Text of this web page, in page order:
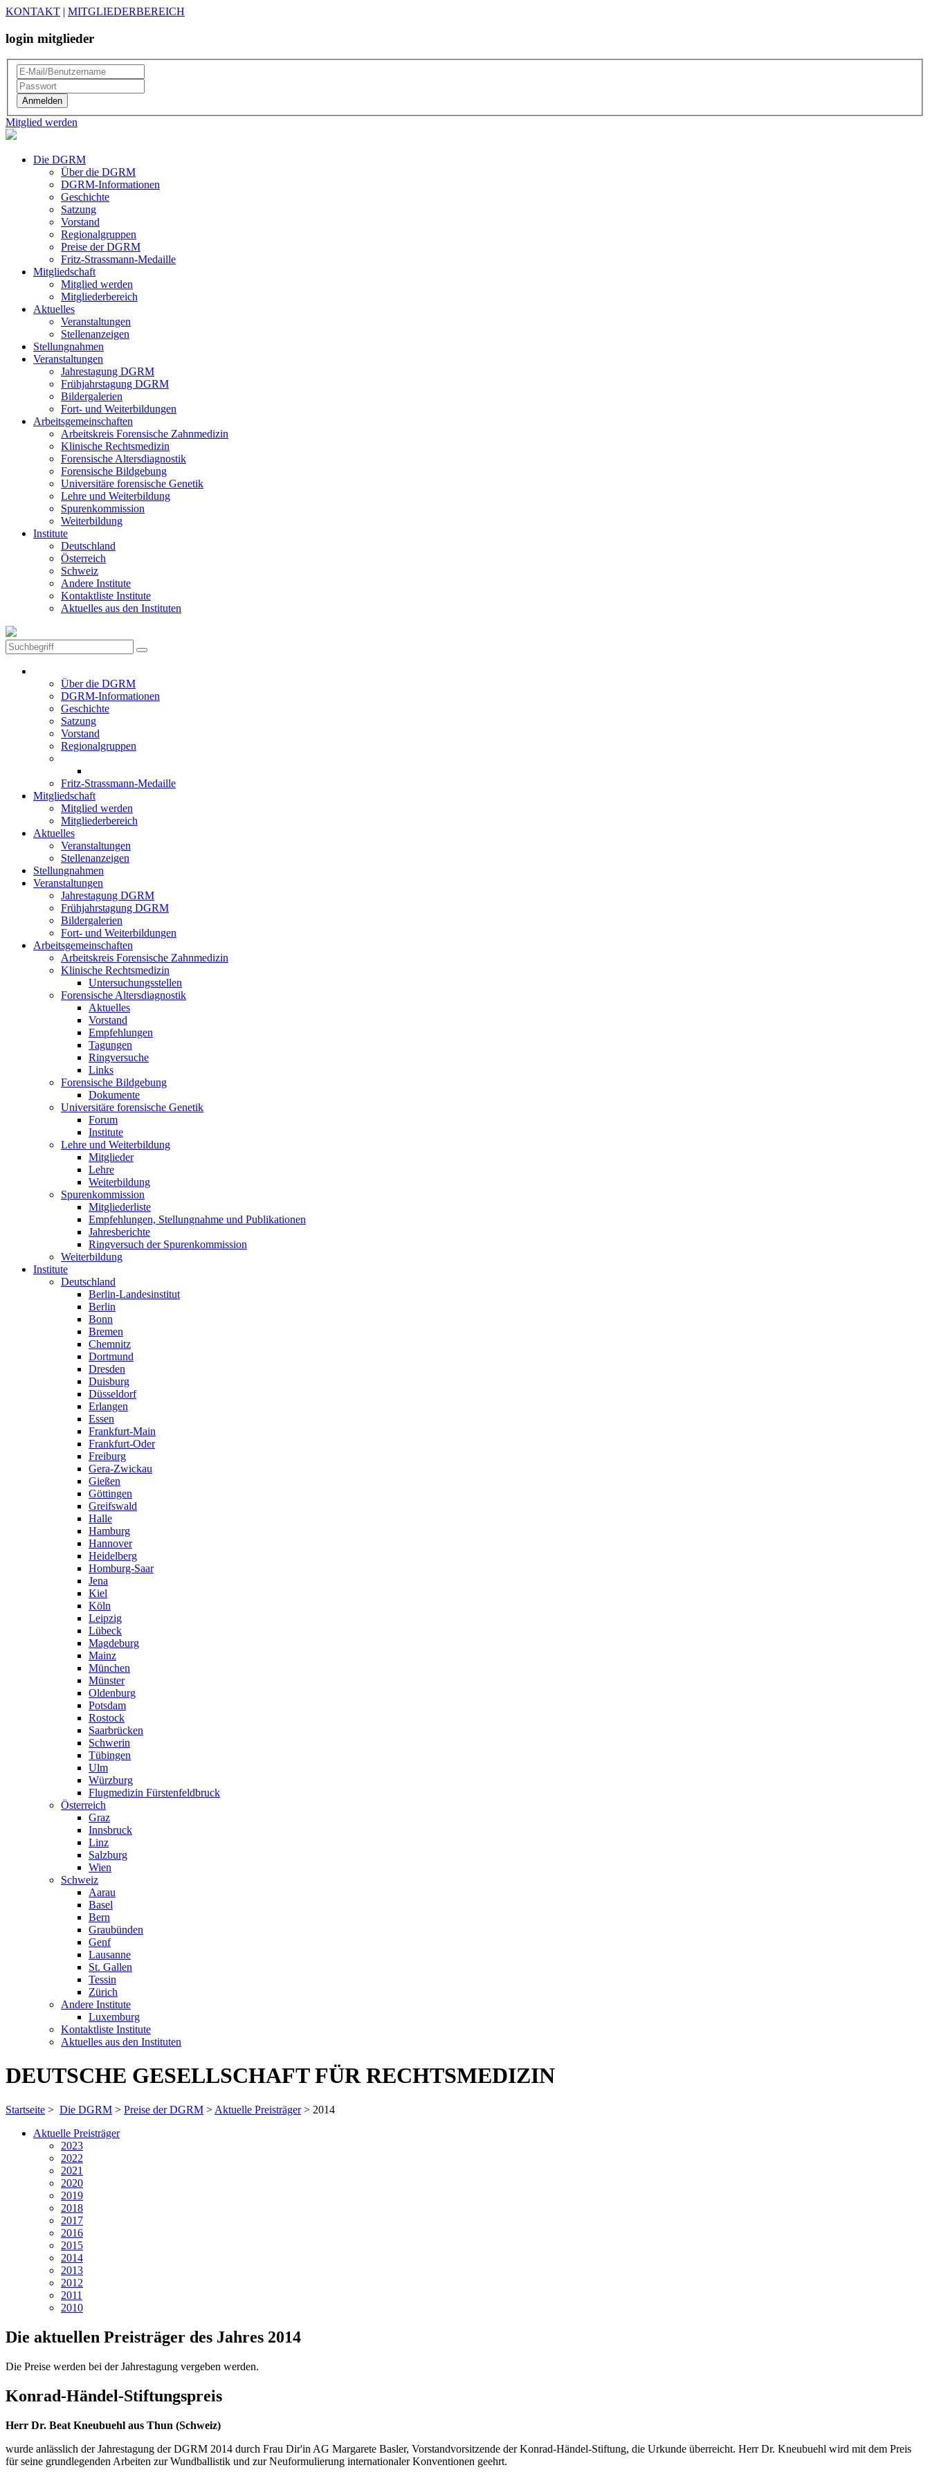
KONTAKT | MITGLIEDERBEREICH
login mitglieder
Mitglied werden
Die DGRM
Über die DGRM
DGRM-Informationen
Geschichte
Satzung
Vorstand
Regionalgruppen
Preise der DGRM
Fritz-Strassmann-Medaille
Mitgliedschaft
Mitglied werden
Mitgliederbereich
Aktuelles
Veranstaltungen
Stellenanzeigen
Stellungnahmen
Veranstaltungen
Jahrestagung DGRM
Frühjahrstagung DGRM
Bildergalerien
Fort- und Weiterbildungen
Arbeitsgemeinschaften
Arbeitskreis Forensische Zahnmedizin
Klinische Rechtsmedizin
Forensische Altersdiagnostik
Forensische Bildgebung
Universitäre forensische Genetik
Lehre und Weiterbildung
Spurenkommission
Weiterbildung
Institute
Deutschland
Österreich
Schweiz
Andere Institute
Kontaktliste Institute
Aktuelles aus den Instituten
Über die DGRM
DGRM-Informationen
Geschichte
Satzung
Vorstand
Regionalgruppen
Fritz-Strassmann-Medaille
Mitgliedschaft
Mitglied werden
Mitgliederbereich
Aktuelles
Veranstaltungen
Stellenanzeigen
Stellungnahmen
Veranstaltungen
Jahrestagung DGRM
Frühjahrstagung DGRM
Bildergalerien
Fort- und Weiterbildungen
Arbeitsgemeinschaften
Arbeitskreis Forensische Zahnmedizin
Klinische Rechtsmedizin
Untersuchungsstellen
Forensische Altersdiagnostik
Aktuelles
Vorstand
Empfehlungen
Tagungen
Ringversuche
Links
Forensische Bildgebung
Dokumente
Universitäre forensische Genetik
Forum
Institute
Lehre und Weiterbildung
Mitglieder
Lehre
Weiterbildung
Spurenkommission
Mitgliederliste
Empfehlungen, Stellungnahme und Publikationen
Jahresberichte
Ringversuch der Spurenkommission
Weiterbildung
Institute
Deutschland
Berlin-Landesinstitut
Berlin
Bonn
Bremen
Chemnitz
Dortmund
Dresden
Duisburg
Düsseldorf
Erlangen
Essen
Frankfurt-Main
Frankfurt-Oder
Freiburg
Gera-Zwickau
Gießen
Göttingen
Greifswald
Halle
Hamburg
Hannover
Heidelberg
Homburg-Saar
Jena
Kiel
Köln
Leipzig
Lübeck
Magdeburg
Mainz
München
Münster
Oldenburg
Potsdam
Rostock
Saarbrücken
Schwerin
Tübingen
Ulm
Würzburg
Flugmedizin Fürstenfeldbruck
Österreich
Graz
Innsbruck
Linz
Salzburg
Wien
Schweiz
Aarau
Basel
Bern
Graubünden
Genf
Lausanne
St. Gallen
Tessin
Zürich
Andere Institute
Luxemburg
Kontaktliste Institute
Aktuelles aus den Instituten
DEUTSCHE GESELLSCHAFT FÜR RECHTSMEDIZIN
Startseite > Die DGRM > Preise der DGRM > Aktuelle Preisträger> 2014
Aktuelle Preisträger
2023
2022
2021
2020
2019
2018
2017
2016
2015
2014
2013
2012
2011
2010
Die aktuellen Preisträger des Jahres 2014
Die Preise werden bei der Jahrestagung vergeben werden.
Konrad-Händel-Stiftungspreis
Herr Dr. Beat Kneubuehl aus Thun (Schweiz)
wurde anlässlich der Jahrestagung der DGRM 2014 durch Frau Dir'in AG Margarete Basler, Vorstandvorsitzende der Konrad-Händel-Stiftung, die Urkunde überreicht. Herr Dr. Kneubuehl wird mit dem Preis
für seine grundlegenden Arbeiten zur Wundballistik und zur Neuformulierung internationaler Konventionen geehrt.